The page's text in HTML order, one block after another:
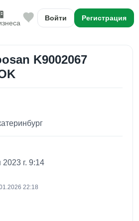
Войти Регистрация
K9002067
г. 9:14
22:18